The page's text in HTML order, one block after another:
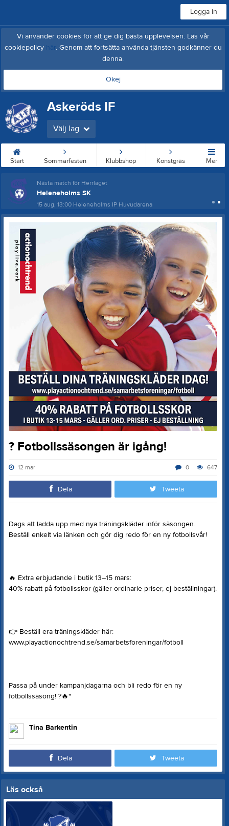
Logga in
Vi använder cookies för att ge dig bästa upplevelsen. Läs vår
cookiepolicy här. Genom att fortsätta använda tjänsten godkänner du
denna.
Okej
Askeröds IF
Välj lag
Start Sommarfesten Klubbshop Konstgräs Mer
Nästa match för Herrlaget
Heleneholms SK
15 aug, 13:00 Heleneholms IP Huvudarena
? Fotbollssäsongen är igång!
12 mar 647
0
Dela Tweeta
Dags att ladda upp med nya träningskläder inför säsongen.
Beställ enkelt via länken och gör dig redo för en ny fotbollsvår!
🔥 Extra erbjudande i butik 13–15 mars:
40% rabatt på fotbollsskor (gäller ordinarie priser, ej beställningar).
👉 Beställ era träningskläder här:
www.playactionochtrend.se/samarbetsforeningar/fotboll
Passa på under kampanjdagarna och bli redo för en ny
fotbollssäsong! ?🔥"
Tina Barkentin
Dela Tweeta
Läs också